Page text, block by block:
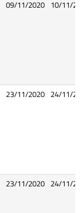
09/11/2020 10/11/
23/11/2020 24/11/
23/11/2020 24/11/